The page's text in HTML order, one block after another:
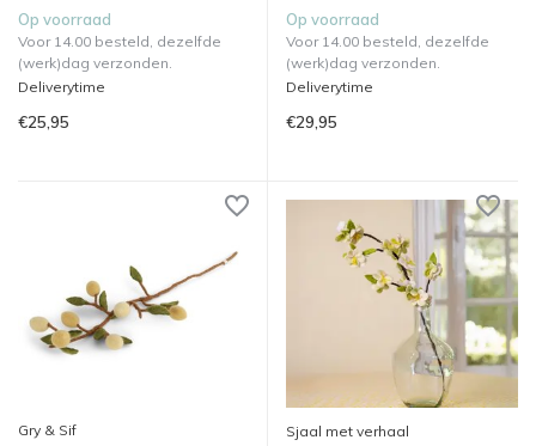
Op voorraad
Voor 14.00 besteld, dezelfde
(werk)dag verzonden.
Deliverytime
€25,95
Op voorraad
Voor 14.00 besteld, dezelfde
(werk)dag verzonden.
Deliverytime
€29,95
Gry & Sif Sjaal met verhaal